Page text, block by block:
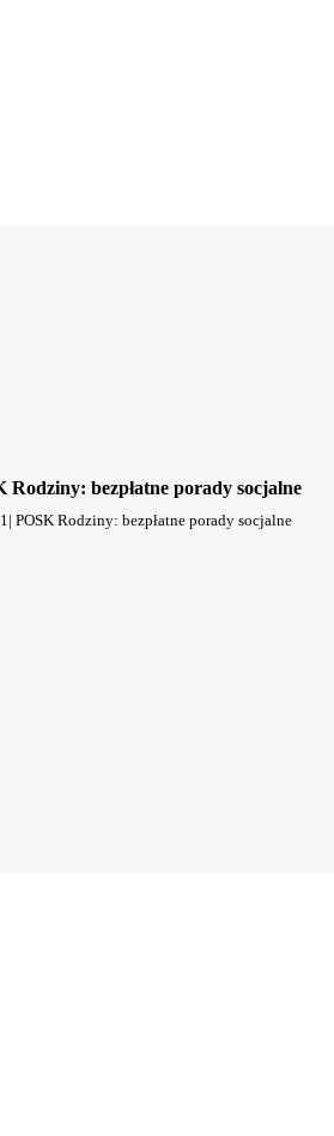
Rodziny: bezpłatne porady socjalne
POSK Rodziny: bezpłatne porady socjalne